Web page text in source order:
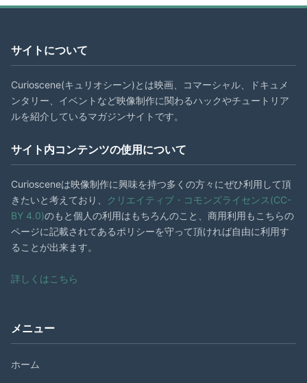
サイトについて
Curioscene(キュリオシーン)とは映画、コマーシャル、ドキュメ
ンタリー、イベントなど映像制作に関わるハックやチュートリア
ルを紹介しているマガジンサイトです。
サイト内コンテンツの使用について
Curiosceneは映像制作に興味を持つ多くの方々にぜひ利用して頂
きたいと考えており、
クリエイティブ・コモンズライセンス(CC-
BY 4.0)のもと個人の利用はもちろんのこと、商用利用もこちらの
ページに記載されてあるポリシーを守って頂ければ自由に利用す
ることが出来ます。
詳しくはこちら
メニュー
ホーム